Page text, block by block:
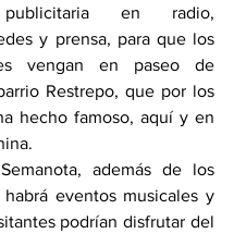
publicitaria en radio,
y prensa, para que los
vengan en paseo de
Restrepo, que por los
hecho famoso, aquí y en
además de los
habrá eventos musicales y
podrían disfrutar del